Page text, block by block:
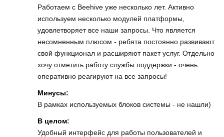
Работаем с Beehive уже несколько лет. Активно
используем несколько модулей платформы,
удовлетворяет все наши запросы. Что является
несомненным плюсом - ребята постоянно развивают
свой функционал и расширяют пакет услуг. Отдельно
хочу отметить работу службы поддержки - очень
оперативно реагируют на все запросы!
Минусы:
В рамках используемых блоков системы - не нашли)
В целом:
Удобный интерфейс для работы пользователей и